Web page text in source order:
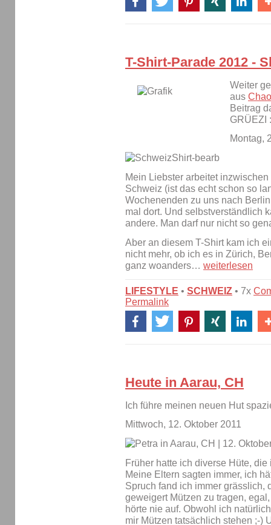
T-Shirt-Parade 2012 -
Weiter
aus
Beitrag
GRÜEZI
Montag,
Mein Liebster arbeitet
Schweiz (ist das echt schon so
Wochenenden zu uns nach
mal dort. Und selbstverständlich
andere. Man darf nur nicht so
Aber an diesem T-Shirt kam ich
nicht mehr, ob ich es in Zürich,
ganz woanders… weiterlesen
LIFESTYLE • SCHWEIZ • 7x
Permalink
Heute in Aarau, CH
Ich führe meinen neuen Hut
Mittwoch, 12. Oktober 2011
Früher hatte ich diverse Hüte,
Meine Eltern sagten immer, ich
Spruch fand ich immer grässlich,
geweigert Mützen zu tragen,
hörte nie auf. Obwohl ich
mir Mützen tatsächlich stehen ;-)